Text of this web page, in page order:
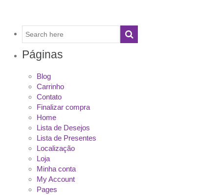
Páginas
Blog
Carrinho
Contato
Finalizar compra
Home
Lista de Desejos
Lista de Presentes
Localização
Loja
Minha conta
My Account
Pages